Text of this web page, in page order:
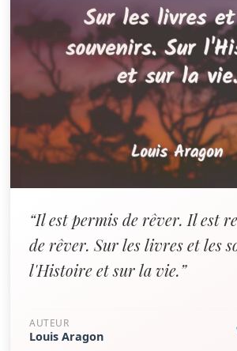
“Il est permis de rêver. Il est
de rêver. Sur les livres et les
l'Histoire et sur la vie.”
AUTEUR
Louis Aragon